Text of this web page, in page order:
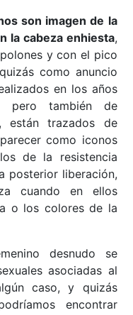
son imagen de la
la cabeza enhiesta,
y con el pico
como anuncio
en los años
pero también de
están trazados de
como iconos
de la resistencia
posterior liberación,
cuando en ellos
o los colores de la
desnudo se
asociadas al
caso, y quizás
encontrar